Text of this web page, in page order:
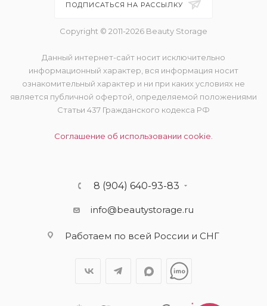
ПОДПИСАТЬСЯ НА РАССЫЛКУ
Copyright © 2011-2026 Beauty Storage
Данный интернет-сайт носит исключительно
информационный характер, вся информация носит
ознакомительный характер и ни при каких условиях не
является публичной офертой, определяемой положениями
Статьи 437 Гражданского кодекса РФ
Соглашение об использовании cookie.
8 (904) 640-93-83
info@beautystorage.ru
Работаем по всей России и СНГ